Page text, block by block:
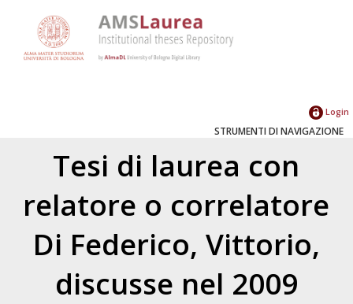
Login
STRUMENTI DI NAVIGAZIONE
Tesi di laurea con
relatore o correlatore
Di Federico, Vittorio,
discusse nel 2009